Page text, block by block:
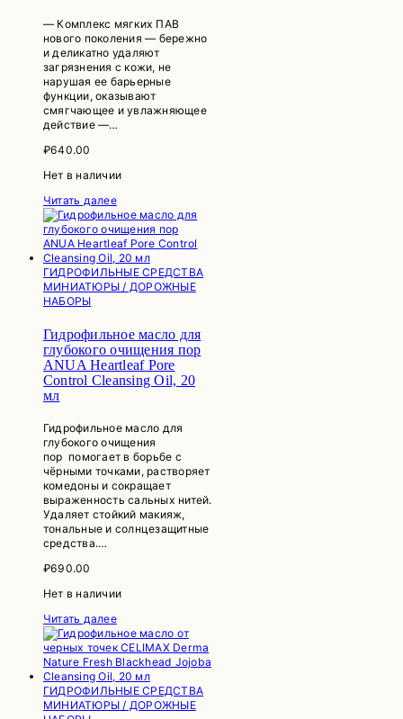
— Комплекс мягких ПАВ
нового поколения — бережно
и деликатно удаляют
загрязнения с кожи, не
нарушая ее барьерные
функции, оказывают
смягчающее и увлажняющее
действие —…
₽640.00
Нет в наличии
Читать далее
ГИДРОФИЛЬНЫЕ СРЕДСТВА
МИНИАТЮРЫ / ДОРОЖНЫЕ
НАБОРЫ
Гидрофильное масло для
глубокого очищения пор
ANUA Heartleaf Pore
Control Cleansing Oil, 20
мл
Гидрофильное масло для
глубокого очищения
пор помогает в борьбе с
чёрными точками, растворяет
комедоны и сокращает
выраженность сальных нитей.
Удаляет стойкий макияж,
тональные и солнцезащитные
средства.…
₽690.00
Нет в наличии
Читать далее
ГИДРОФИЛЬНЫЕ СРЕДСТВА
МИНИАТЮРЫ / ДОРОЖНЫЕ